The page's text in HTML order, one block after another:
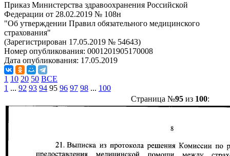
Приказ Министерства здравоохранения Российской
Федерации от 28.02.2019 № 108н
"Об утверждении Правил обязательного медицинского
страхования"
(Зарегистрирован 17.05.2019 № 54643)
Номер опубликования: 0001201905170008
Дата опубликования: 17.05.2019
1 10 20 50 ВСЕ
1 ... 92 93 94 95 96 97 98 ... 100
Страница №95из 100: